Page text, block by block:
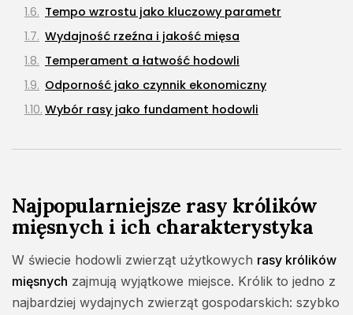
Dom i Ogród
145Artykuły
Natura i ekologia
127Artykuły
73Artykuły
Turystyka
Najpopularniejsze rasy królików
mięsnych i ich charakterystyka
W świecie hodowli zwierząt użytkowych rasy królików
mięsnych zajmują wyjątkowe miejsce. Królik to jedno z
najbardziej wydajnych zwierząt gospodarskich: szybko
Tempo wzrostu jako kluczowy parametr
Wydajność rzeźna i jakość mięsa
Temperament a łatwość hodowli
Odporność jako czynnik ekonomiczny
Wybór rasy jako fundament hodowli
Zapotrzebowanie na paszę i ekonomika żywienia
Płodność i tempo rozmnażania
Zdrowotność stada jako czynnik strategiczny
Temperament a praca hodowcy
Opłacalność to suma czynników